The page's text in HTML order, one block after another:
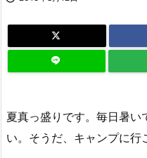
夏真っ盛りです。毎日暑い
い。そうだ、キャンプに行